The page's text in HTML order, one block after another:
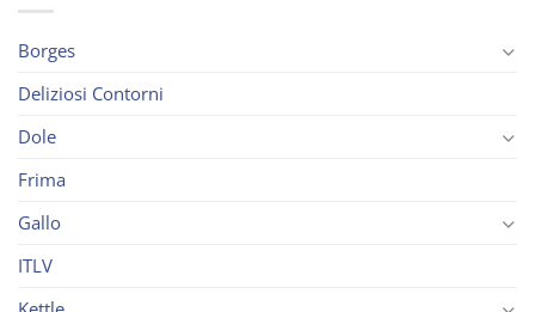
Borges
Deliziosi Contorni
Dole
Frima
Gallo
ITLV